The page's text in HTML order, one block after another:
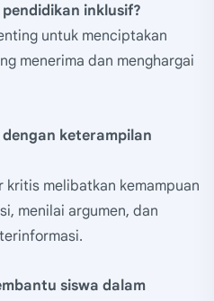
inklusif?
untuk menciptakan
menerima dan menghargai
keterampilan
melibatkan kemampuan
menilai argumen, dan
siswa dalam